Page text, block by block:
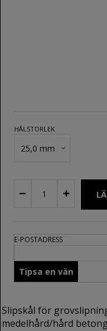
HÅLSTORLEK
E-POSTADRESS
Slipskål för
medelhård/hård